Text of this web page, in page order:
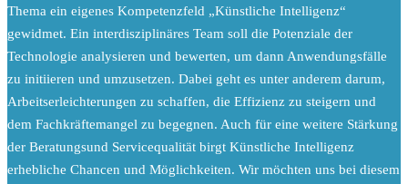
Thema ein eigenes Kompetenzfeld „Künstliche Intelligenz“
gewidmet. Ein interdisziplinäres Team soll die Potenziale der
Technologie analysieren und bewerten, um dann Anwendungsfälle
zu initiieren und umzusetzen. Dabei geht es unter anderem darum,
Arbeitserleichterungen zu schaffen, die Effizienz zu steigern und
dem Fachkräftemangel zu begegnen. Auch für eine weitere Stärkung
der Beratungsund Servicequalität birgt Künstliche Intelligenz
erhebliche Chancen und Möglichkeiten. Wir möchten uns bei diesem